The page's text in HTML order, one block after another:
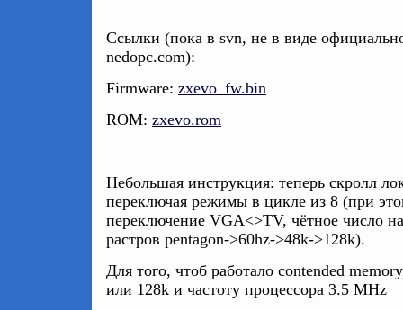
Ссылки (пока в svn, не в виде
nedopc.com):
Firmware: zxevo_fw.bin
ROM: zxevo.rom
Небольшая инструкция: теперь скролл
переключая режимы в цикле из 8 (при
переключение VGA<>TV, чётное число
растров pentagon->60hz->48k->128k).
Для того, чтоб работало contended
или 128k и частоту процессора 3.5 MHz